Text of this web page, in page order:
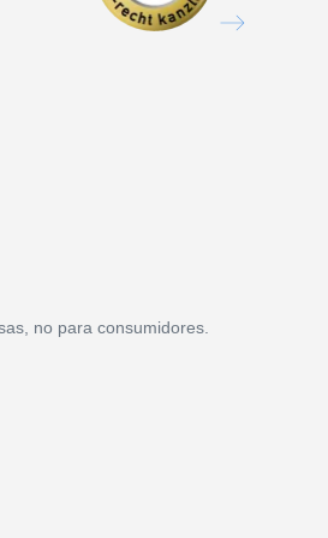
no para consumidores.